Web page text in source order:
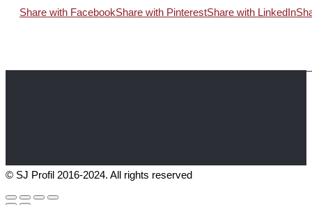
Share with FacebookShare with PinterestShare with LinkedIn
© SJ Profil 2016-2024. All rights reserved